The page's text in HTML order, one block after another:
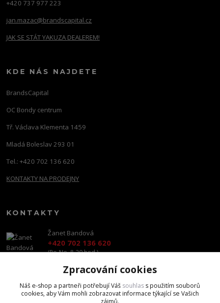
+420 737 977 223
jan.mazac@brandscapital.cz
JAK SE STÁT YAKUZA DEALEREM!
KDE NÁS NAJDETE
BrandsCapital
OC Bondy centrum
Tř. Václava Klementa 1459
Mladá Boleslav 293 01
Tel.: +420 702 136 620
KONTAKTY NA PRODEJNY
KONTAKTY
Žanet Bandová
+420 702 136 620
(Po-Ne, 8-20 hod.)
shop@brandscapital.cz
Zpracování cookies
Náš e-shop a partneři potřebují Váš souhlas s použitím souborů
cookies, aby Vám mohli zobrazovat informace týkající se Vašich
zájmů.